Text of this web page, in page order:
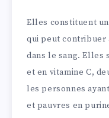
Elles constituent
qui peut contribuer
dans le sang. Elles
et en vitamine C,
les personnes
et pauvres en